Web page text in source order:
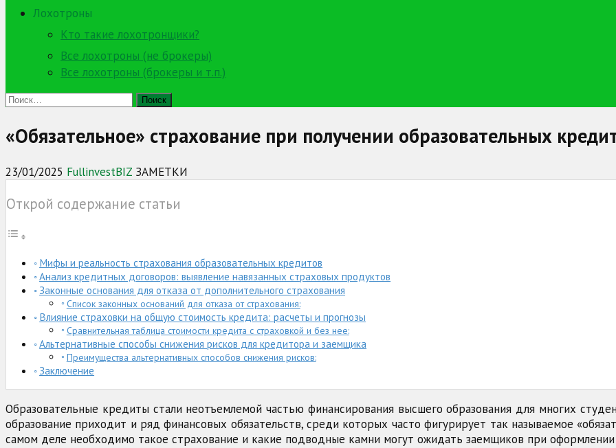
Лохотроны
Кто такие лохотронщики?
Все лохотроны (не брокеры)
Все лохотроны (брокеры и т.п.)
Найти:
«Обязательное» страхование при получении образовательных
23/01/2025 FullinvestBIZ ЗАМЕТКИ
Открой содержание статьи
Мифы и реальность страхования образовательных кредитов
Анализ кредитных договоров: выявление навязанных страховых продуктов
Законные основания для отказа от дополнительного страхования
Список законных оснований для отказа от страхования:
Влияние страховки на общую стоимость кредита: расчеты и прогнозы
Сравнительная таблица стоимости кредита с страховкой и без нее:
Альтернативные способы снижения рисков для кредитора и заемщика
Преимущества альтернативных способов снижения рисков:
Заключение
Образовательные кредиты стали неотъемлемой частью финансирования высшего образования для многих
образование приходит и ряд финансовых обязательств, среди которых часто фигурирует так называемое
самом деле необходимо такое страхование и какие подводные камни могут ожидать заемщиков при оформлении